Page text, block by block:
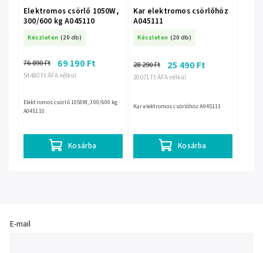
Elektromos csörlő 1050W,
300/600 kg A045110
Készleten (20 db)
54 480 Ft ÁFA nélkül
76 890 Ft 69 190 Ft
Kosárba
Elektromos csörlő 1050W, 300/600 kg
A045110
Kar elektromos csörlőhöz
A045111
Készleten (20 db)
20 071 Ft ÁFA nélkül
28 290 Ft 25 490 Ft
Kosárba
Kar elektromos csörlőhöz A045111
E-mail